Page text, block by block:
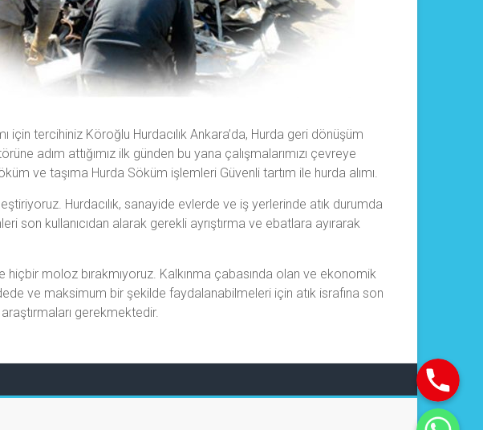
için tercihiniz Köroğlu Hurdacılık Ankara’da, Hurda geri dönüşüm
adım attığımız ilk günden bu yana çalışmalarımızı çevreye
ve taşıma Hurda Söküm işlemleri Güvenli tartım ile hurda alımı.
Hurdacılık, sanayide evlerde ve iş yerlerinde atık durumda
son kullanıcıdan alarak gerekli ayrıştırma ve ebatlara ayırarak
hiçbir moloz bırakmıyoruz. Kalkınma çabasında olan ve ekonomik
ve maksimum bir şekilde faydalanabilmeleri için atık israfına son
gerekmektedir.